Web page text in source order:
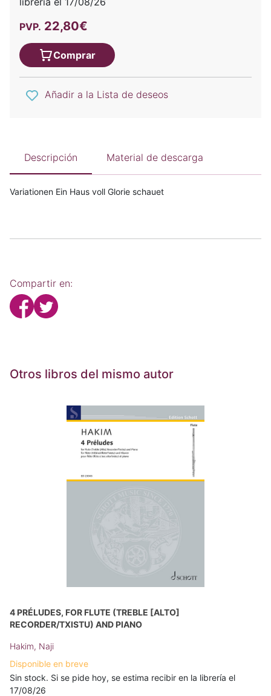
PVP. 22,80€
Comprar
Añadir a la Lista de deseos
Descripción Material de descarga
Variationen Ein Haus voll Glorie schauet
Compartir en:
Otros libros del mismo autor
4 PRÉLUDES, FOR FLUTE (TREBLE [ALTO]
RECORDER/TXISTU) AND PIANO
Hakim, Naji
Disponible en breve
Sin stock. Si se pide hoy, se estima recibir en la librería el
17/08/26